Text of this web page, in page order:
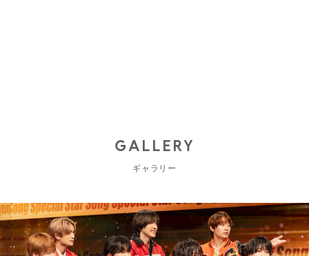
GALLERY
ギャラリー